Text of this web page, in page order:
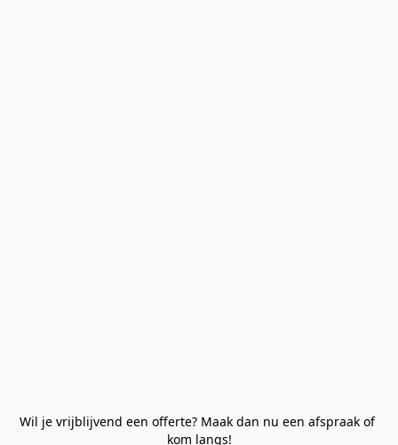
Wil je vrijblijvend een offerte? Maak dan nu een afspraak of
kom langs!